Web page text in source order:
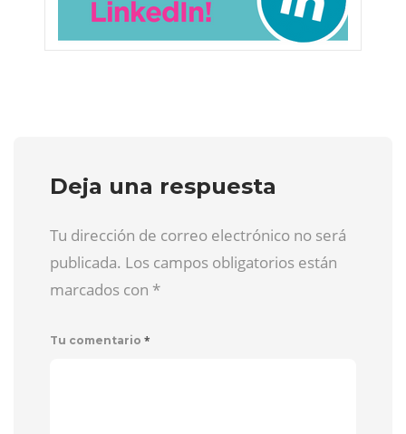
Deja una respuesta
Tu dirección de correo electrónico no será
publicada. Los campos obligatorios están
marcados con *
Tu comentario *